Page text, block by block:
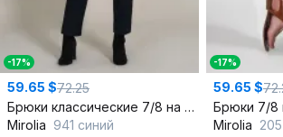
-17%
59.65 $72.25
Брюки классические 7/8 на молнии пояс резинка
Mirolia 941 синий
-17%
59.65 $
Mirolia